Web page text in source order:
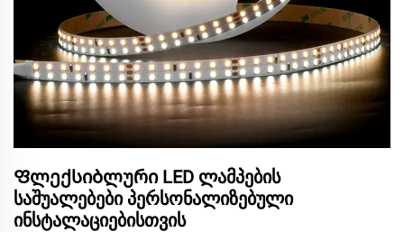
Ფლექსიბლური LED ლამპების
საშუალებები პერსონალიზებული
ინსტალაციებისთვის